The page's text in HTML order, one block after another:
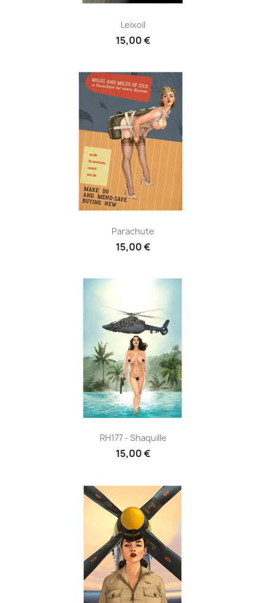
Leixoil
15,00 €
Parachute
15,00 €
RH177 - Shaquille
15,00 €